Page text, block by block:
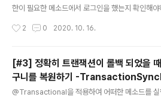
럼 한번에 모든 레디스 키를 읽어오는 것이아니라
읽어오는 것입니다. (기본 count값은 10입니다) 예
한이 필요한 메소드에서 로그인을 했는지 확인해야
전에는 이러한 로그인 했는지 확인하는 부가기능이
진행하는 로직) 예를들어 배달 앱에서 내 프로필 수
고 하거나 고객이 가게에서 주문을 요청하는 메소
주문을 하려면 고객으로 로그인이 되어있어야 하기
2 0 2020. 10. 16.
[#3] 정확히 트랜잭션이 롤백 되었을
구니를 복원하기 -
ization afterCompletion
@Transactional을 적용하여 어떠한 메소드를 실